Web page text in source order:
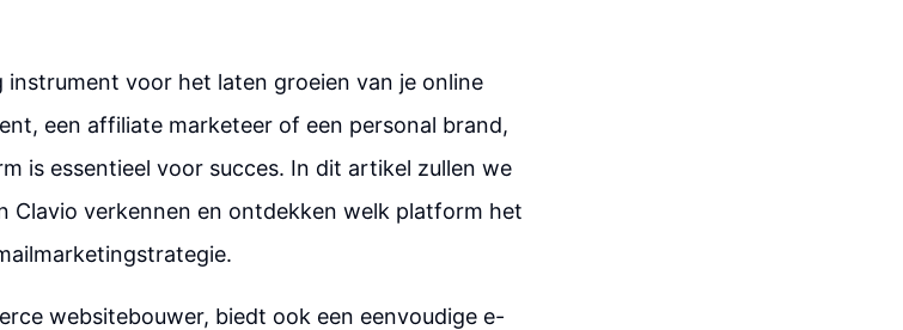
voor het laten groeien van je online
een affiliate marketeer of een personal brand,
is essentieel voor succes. In dit artikel zullen we
Clavio verkennen en ontdekken welk platform het
websitebouwer, biedt ook een eenvoudige e-